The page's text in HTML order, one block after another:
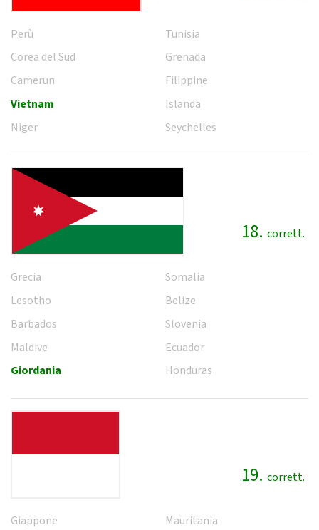
Perù
Corea del Sud
Camerun
Vietnam
Niger
Tunisia
Grenada
Filippine
Islanda
Seychelles
18. corrett.
Grecia
Lesotho
Barbados
Maldive
Giordania
Somalia
Belize
Slovenia
Ecuador
Honduras
19. corrett.
Giappone
Mauritania